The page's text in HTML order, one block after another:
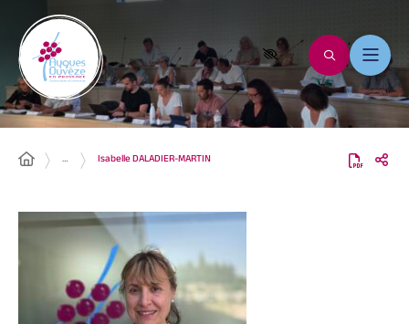
… Isabelle DALADIER-MARTIN